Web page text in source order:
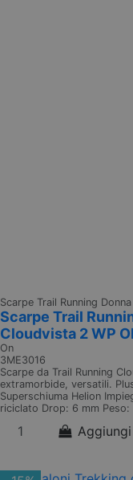
Scarpe Trail Running Donna
Scarpe Trail
Cloudvista 2 WP
On
3ME3016
Scarpe da Trail Running
extramorbide, versatili.
Superschiuma Helion
riciclato Drop: 6 mm Peso: